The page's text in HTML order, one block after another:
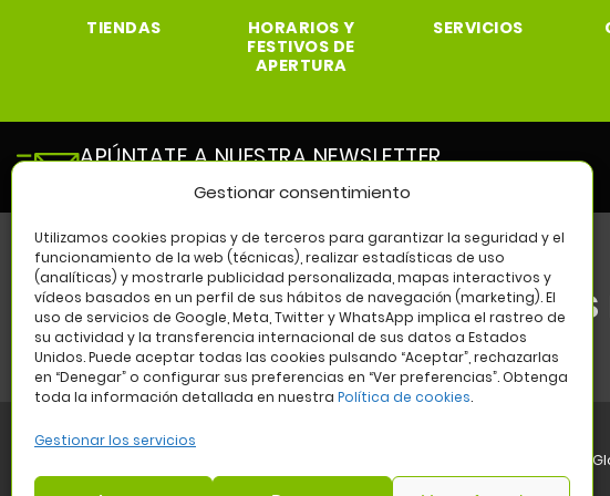
Gestionar consentimiento
Utilizamos cookies propias y de terceros para garantizar la seguridad y el
funcionamiento de la web (técnicas), realizar estadísticas de uso
(analíticas) y mostrarle publicidad personalizada, mapas interactivos y
vídeos basados en un perfil de sus hábitos de navegación (marketing). El
uso de servicios de Google, Meta, Twitter y WhatsApp implica el rastreo de
su actividad y la transferencia internacional de sus datos a Estados
Unidos. Puede aceptar todas las cookies pulsando “Aceptar”, rechazarlas
en “Denegar” o configurar sus preferencias en “Ver preferencias”. Obtenga
toda la información detallada en nuestra Política de cookies.
Gestionar los servicios
TIENDAS
HORARIOS Y
FESTIVOS DE
APERTURA
SERVICIOS
APÚNTATE A NUESTRA NEWSLETTER
y entérate de todas las novedades de nuestro centro
SÍGUENOS
Bannister